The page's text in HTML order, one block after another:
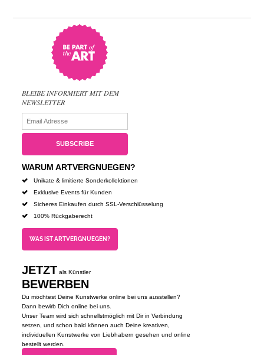
BLEIBE INFORMIERT MIT DEM
NEWSLETTER
WARUM ARTVERGNUEGEN?
Unikate & limitierte Sonderkollektionen
Exklusive Events für Kunden
Sicheres Einkaufen durch SSL-Verschlüsselung
100% Rückgaberecht
WAS IST ARTVERGNUEGEN?
JETZT als Künstler
BEWERBEN
Du möchtest Deine Kunstwerke online bei uns ausstellen?
Dann bewirb Dich online bei uns.
Unser Team wird sich schnellstmöglich mit Dir in Verbindung
setzen, und schon bald können auch Deine kreativen,
individuellen Kunstwerke von Liebhabern gesehen und online
bestellt werden.